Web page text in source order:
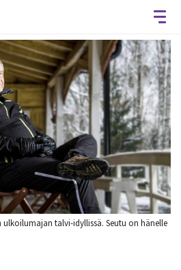
talvi-idyllissä. Seutu on hänelle